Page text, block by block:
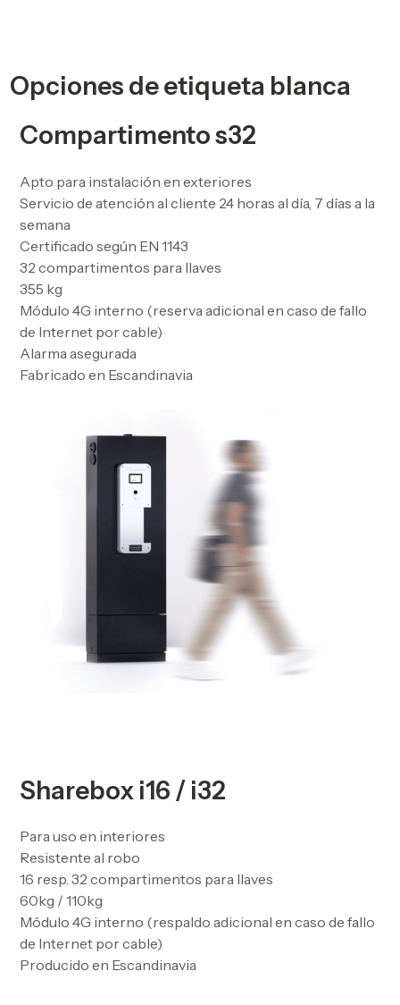
Opciones de etiqueta blanca
Compartimento s32
Apto para instalación en exteriores
Servicio de atención al cliente 24 horas al día, 7 días a la
semana
Certificado según EN 1143
32 compartimentos para llaves
355 kg
Módulo 4G interno (reserva adicional en caso de fallo
de Internet por cable)
Alarma asegurada
Fabricado en Escandinavia
Sharebox i16 / i32
Para uso en interiores
Resistente al robo
16 resp. 32 compartimentos para llaves
60kg / 110kg
Módulo 4G interno (respaldo adicional en caso de fallo
de Internet por cable)
Producido en Escandinavia